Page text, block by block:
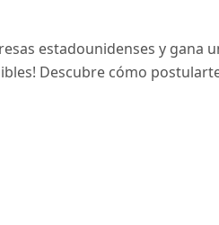
estadounidenses y gana
Descubre cómo